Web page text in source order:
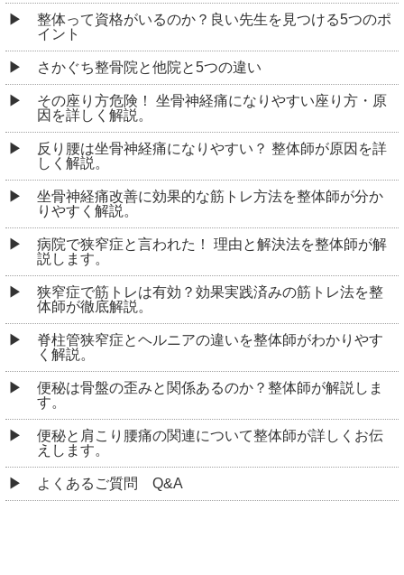
整体って資格がいるのか？良い先生を見つける5つのポ
イント
さかぐち整骨院と他院と5つの違い
その座り方危険！ 坐骨神経痛になりやすい座り方・原
因を詳しく解説。
反り腰は坐骨神経痛になりやすい？ 整体師が原因を詳
しく解説。
坐骨神経痛改善に効果的な筋トレ方法を整体師が分か
りやすく解説。
病院で狭窄症と言われた！ 理由と解決法を整体師が解
説します。
狭窄症で筋トレは有効？効果実践済みの筋トレ法を整
体師が徹底解説。
脊柱管狭窄症とヘルニアの違いを整体師がわかりやす
く解説。
便秘は骨盤の歪みと関係あるのか？整体師が解説しま
す。
便秘と肩こり腰痛の関連について整体師が詳しくお伝
えします。
よくあるご質問 Q&A